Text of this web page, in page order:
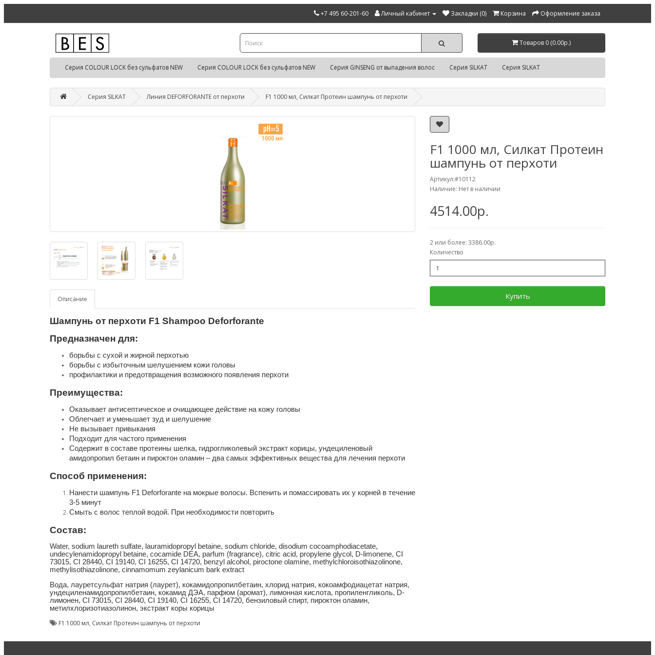
+7 495 60-201-60 Личный кабинет Закладки (0) Корзина Оформление заказа
Товаров 0 (0.00р.)
Серия COLOUR LOCK без сульфатов NEW Серия COLOUR LOCK без сульфатов NEW Серия GINSENG от выпадения волос Серия SILKAT Серия SILKAT
Серия SILKAT Линия DEFORFORANTE от перхоти F1 1000 мл, Силкат Протеин шампунь от перхоти
Описание
Шампунь от перхоти F1 Shampoo Deforforante
Предназначен для:
борьбы с сухой и жирной перхотью
борьбы с избыточным шелушением кожи головы
профилактики и предотвращения возможного появления перхоти
Преимущества:
Оказывает антисептическое и очищающее действие на кожу головы
Облегчает и уменьшает зуд и шелушение
Не вызывает привыкания
Подходит для частого применения
Содержит в составе протеины шелка, гидрогликолевый экстракт корицы, ундециленовый
амидопропил бетаин и пироктон оламин – два самых эффективных вещества для лечения перхоти
Способ применения:
Нанести шампунь F1 Deforforante на мокрые волосы. Вспенить и помассировать их у корней в течение
3-5 минут
Смыть с волос теплой водой. При необходимости повторить
Состав:
Water, sodium laureth sulfate, lauramidopropyl betaine, sodium chloride, disodium cocoamphodiacetate,
undecylenamidopropyl betaine, cocamide DEA, parfum (fragrance), citric acid, propylene glycol, D-limonene, CI
73015, CI 28440, CI 19140, CI 16255, CI 14720, benzyl alcohol, piroctone olamine, methylchloroisothiazolinone,
methylisothiazolinone, cinnamomum zeylanicum bark extract
Вода, лауретсульфат натрия (лаурет), кокамидопропилбетаин, хлорид натрия, кокоамфодиацетат натрия,
ундециленамидопропилбетаин, кокамид ДЭА, парфюм (аромат), лимонная кислота, пропиленгликоль, D-
лимонен, CI 73015, CI 28440, CI 19140, CI 16255, CI 14720, бензиловый спирт, пироктон оламин,
метилхлоризотиазолинон, экстракт коры корицы
F1 1000 мл, Силкат Протеин
шампунь от перхоти
Артикул:#10112
Наличие: Нет в наличии
4514.00р.
2 или более: 3386.00р.
Количество
Купить
F1 1000 мл, Силкат Протеин шампунь от перхоти